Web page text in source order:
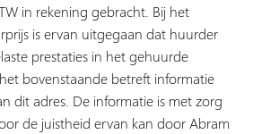
in rekening gebracht. Bij het
is ervan uitgegaan dat huurder
prestaties in het gehuurde
bovenstaande betreft informatie
dit adres. De informatie is met zorg
de juistheid ervan kan door Abram